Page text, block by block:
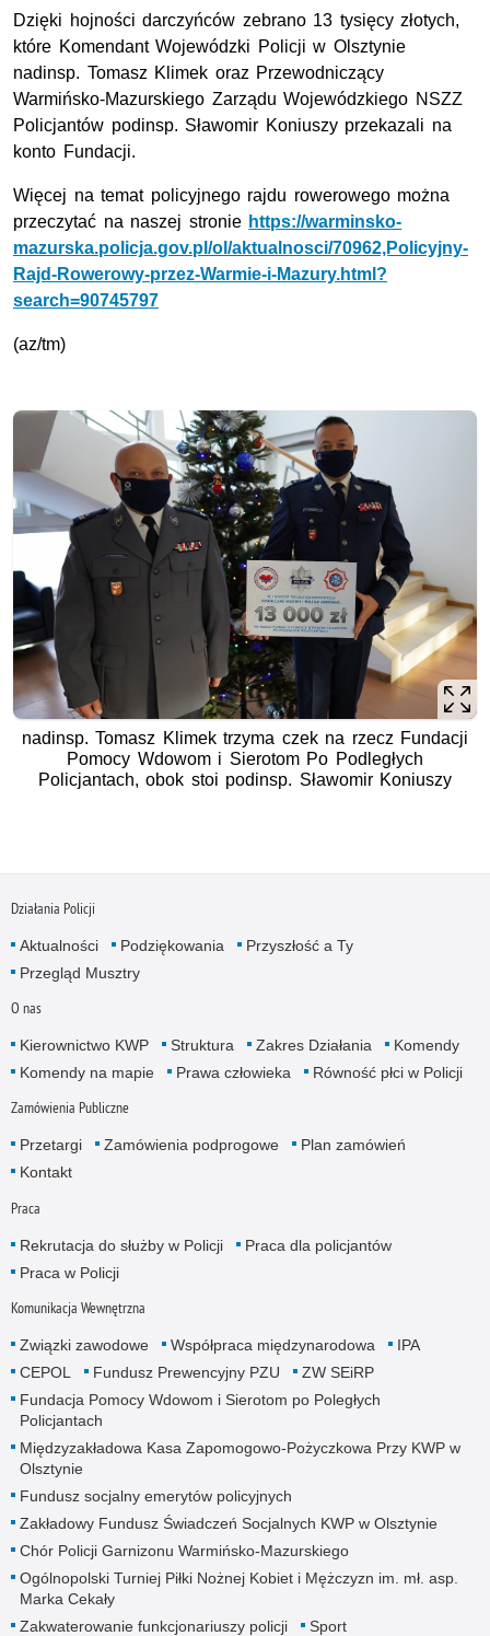
Dzięki hojności darczyńców zebrano 13 tysięcy złotych,
które Komendant Wojewódzki Policji w Olsztynie
nadinsp. Tomasz Klimek oraz Przewodniczący
Warmińsko-Mazurskiego Zarządu Wojewódzkiego NSZZ
Policjantów podinsp. Sławomir Koniuszy przekazali na
konto Fundacji.
Więcej na temat policyjnego rajdu rowerowego można
przeczytać na naszej stronie https://warminsko-
mazurska.policja.gov.pl/ol/aktualnosci/70962,Policyjny-
Rajd-Rowerowy-przez-Warmie-i-Mazury.html?
search=90745797
(az/tm)
nadinsp. Tomasz Klimek trzyma czek na rzecz Fundacji
Pomocy Wdowom i Sierotom Po Podległych
Policjantach, obok stoi podinsp. Sławomir Koniuszy
Działania Policji
Aktualności Podziękowania
Przyszłość a Ty
Przegląd Musztry
O nas
Kierownictwo KWP Struktura Zakres Działania
Komendy
Komendy na mapie
Prawa człowieka Równość płci w Policji
Zamówienia Publiczne
Przetargi Zamówienia podprogowe
Plan zamówień
Kontakt
Praca
Rekrutacja do służby w Policji
Praca dla policjantów
Praca w Policji
Komunikacja Wewnętrzna
Związki zawodowe Współpraca międzynarodowa
IPA
CEPOL
Fundusz Prewencyjny PZU
ZW SEiRP
Fundacja Pomocy Wdowom i Sierotom po Poległych
Policjantach
Międzyzakładowa Kasa Zapomogowo-Pożyczkowa Przy KWP w
Olsztynie
Fundusz socjalny emerytów policyjnych
Zakładowy Fundusz Świadczeń Socjalnych KWP w Olsztynie
Chór Policji Garnizonu Warmińsko-Mazurskiego
Ogólnopolski Turniej Piłki Nożnej Kobiet i Mężczyzn im. mł. asp.
Marka Cekały
Zakwaterowanie funkcjonariuszy policji
Sport